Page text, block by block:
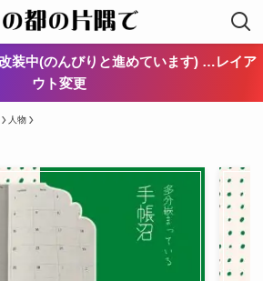
装中(のんびりと進めています) …レイア
ウト変更
人物